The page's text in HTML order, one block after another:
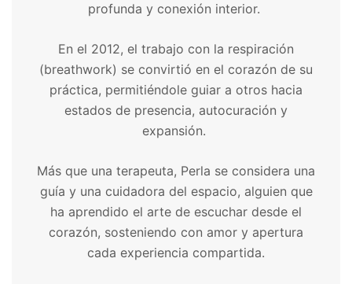
profunda y conexión interior.
En el 2012, el trabajo con la respiración
(breathwork) se convirtió en el corazón de su
práctica, permitiéndole guiar a otros hacia
estados de presencia, autocuración y
expansión.
Más que una terapeuta, Perla se considera una
guía y una cuidadora del espacio, alguien que
ha aprendido el arte de escuchar desde el
corazón, sosteniendo con amor y apertura
cada experiencia compartida.